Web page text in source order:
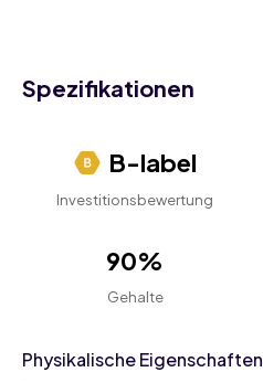
Spezifikationen
B-label
Investitionsbewertung
90%
Gehalte
Physikalische Eigenschaften